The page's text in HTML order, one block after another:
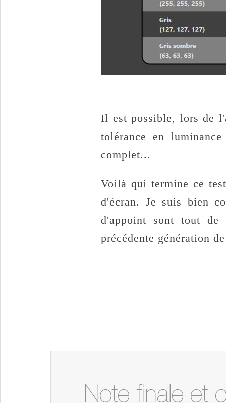
Il est possible, lors de
tolérance en
complet...
Voilà qui termine ce
d'écran. Je suis bien
d'appoint sont tout de
précédente génération